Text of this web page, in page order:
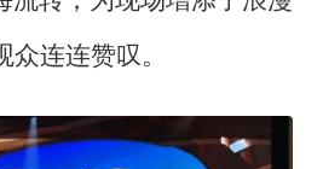
连连赞叹。